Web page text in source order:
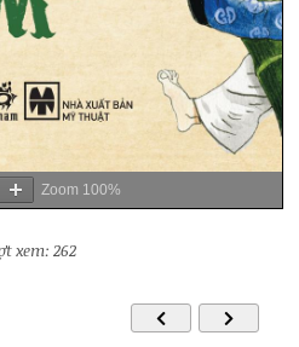
Zoom 100%
xem: 262